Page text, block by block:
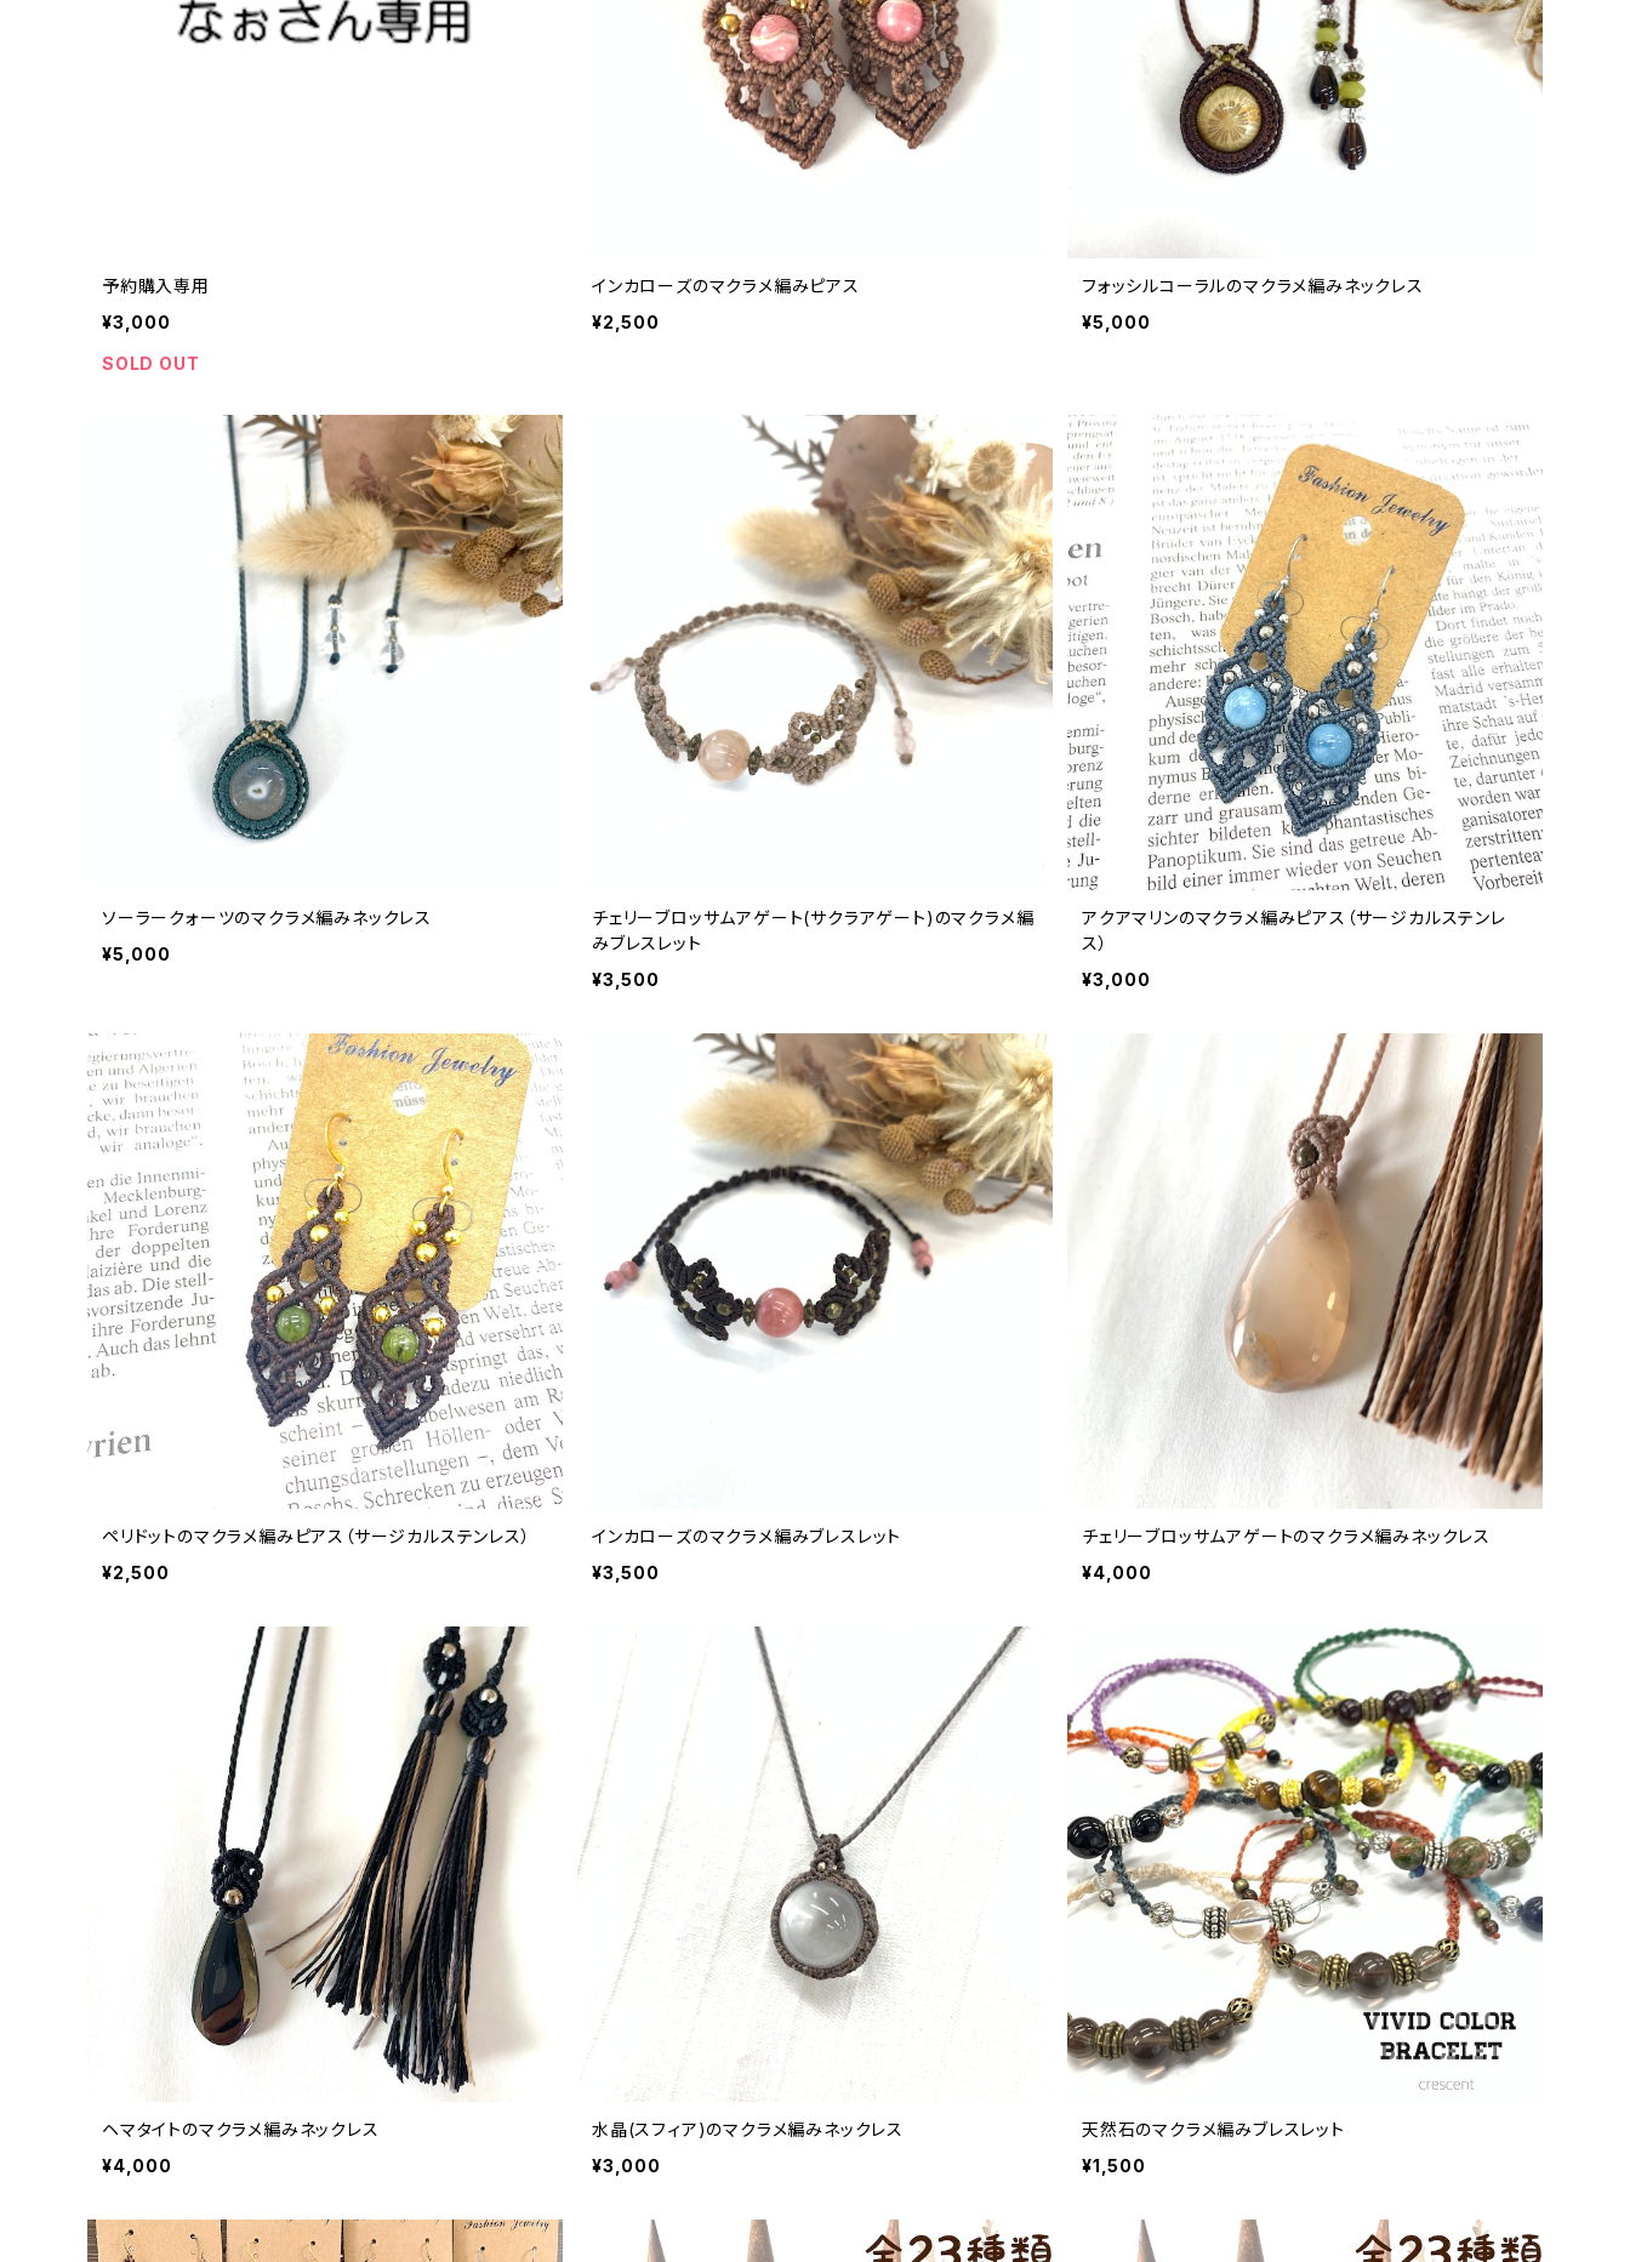
予約購入専用
¥3,000
SOLD OUT
インカローズのマクラメ編みピアス
¥2,500
フォッシルコーラルのマクラメ編みネックレス
¥5,000
ソーラークォーツのマクラメ編みネックレス
¥5,000
チェリーブロッサムアゲート(サクラアゲート)のマクラメ編
みブレスレット
¥3,500
アクアマリンのマクラメ編みピアス（サージカルステンレ
ス）
¥3,000
ペリドットのマクラメ編みピアス（サージカルステンレス）
¥2,500
インカローズのマクラメ編みブレスレット
¥3,500
チェリーブロッサムアゲートのマクラメ編みネックレス
¥4,000
ヘマタイトのマクラメ編みネックレス
¥4,000
水晶(スフィア)のマクラメ編みネックレス
¥3,000
天然石のマクラメ編みブレスレット
¥1,500